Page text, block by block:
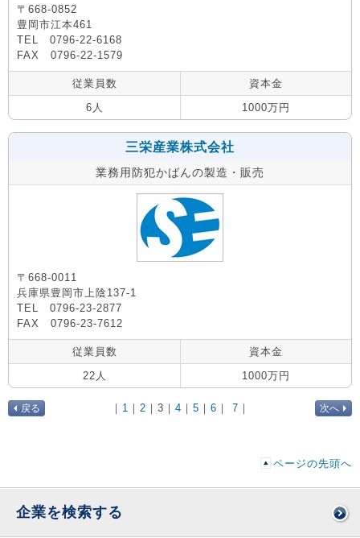
〒668-0852
豊岡市江本461
TEL 0796-22-6168
FAX 0796-22-1579
従業員数
資本金
6人
1000万円
三栄産業株式会社
業務用防犯かばんの製造・販売
〒668-0011
兵庫県豊岡市上陰137-1
TEL 0796-23-2877
FAX 0796-23-7612
従業員数
資本金
22人
1000万円
戻る ｜ 1 ｜ 2 ｜ 3 ｜ 4 ｜ 5 ｜ 6 ｜ 7 ｜ 次へ
ページの先頭へ
企業を検索する